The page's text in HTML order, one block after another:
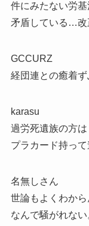
件にみたない労基
矛盾している…改
GCCURZ
経団連との癒着ず
karasu
過労死遺族の方
プラカード持っ
名無しさん
世論もよくわか
なんで騒がれな